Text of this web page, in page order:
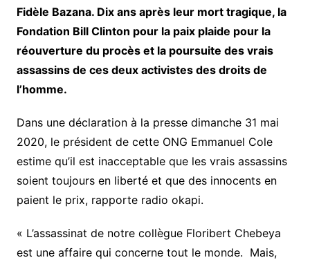
Fidèle Bazana. Dix ans après leur mort tragique, la
Fondation Bill Clinton pour la paix plaide pour la
réouverture du procès et la poursuite des vrais
assassins de ces deux activistes des droits de
l’homme.
Dans une déclaration à la presse dimanche 31 mai
2020, le président de cette ONG Emmanuel Cole
estime qu’il est inacceptable que les vrais assassins
soient toujours en liberté et que des innocents en
paient le prix, rapporte radio okapi.
« L’assassinat de notre collègue Floribert Chebeya
est une affaire qui concerne tout le monde. Mais,